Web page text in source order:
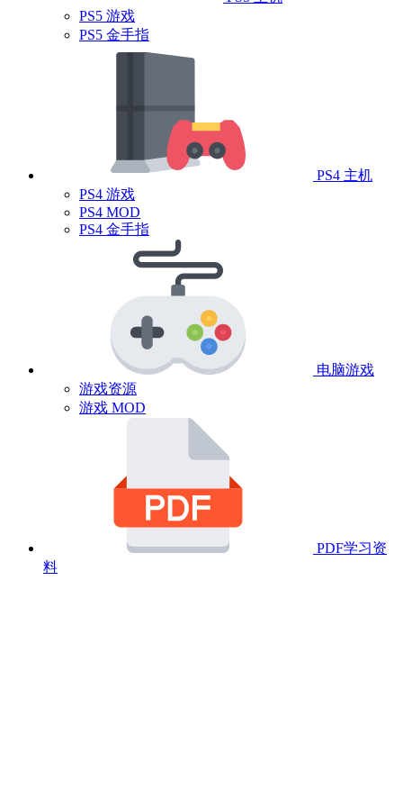
PS5 游戏
PS5 金手指
PS4 主机
PS4 游戏
PS4 MOD
PS4 金手指
电脑游戏
游戏资源
游戏 MOD
PDF学习资
料